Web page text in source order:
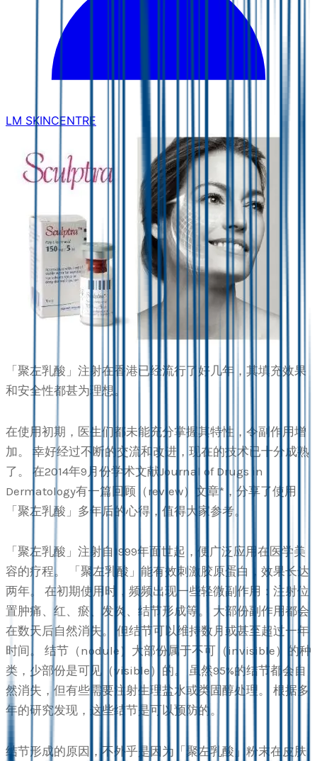
LM SKINCENTRE
「聚左乳酸」注射在香港已经流行了好几年，其填充效果
和安全性都甚为理想。
在使用初期，医生们都未能充分掌握其特性，令副作用增
加。 幸好经过不断的交流和改进，现在的技术已十分成熟
了。 在2014年9月份学术文献Journal of Drugs in
Dermatology有一篇回顾（review）文章*，分享了使用
「聚左乳酸」多年后的心得，值得大家参考。
「聚左乳酸」注射自1999年面世起，便广泛应用在医学美
容的疗程。 「聚左乳酸」能有效刺激胶原蛋白，效果长达
两年。 在初期使用时，频频出现一些轻微副作用：注射位
置肿痛、红、瘀、发炎、结节形成等。 大部份副作用都会
在数天后自然消失。 但结节可以维持数月或甚至超过一年
时间。 结节（nodule）大部份属于不可（invisible）的种
类，少部份是可见（visible）的。 虽然95%的结节都会自
然消失，但有些需要注射生理盐水或类固醇处理。 根据多
年的研究发现，这些结节是可以预防的。
结节形成的原因，不外乎是因为「聚左乳酸」粉末在皮肤